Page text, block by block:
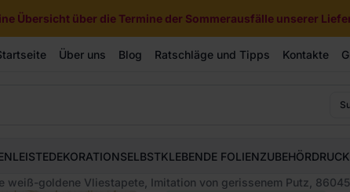
Übersicht über die Termine der Sommerausfälle unserer
Über uns Blog Ratschläge und Tipps Kontakte
LEISTEDEKORATIONSELBSTKLEBENDE FOLIENZUBEHÖR
weiß-goldene Vliestapete, Imitation von gerissenem Putz,